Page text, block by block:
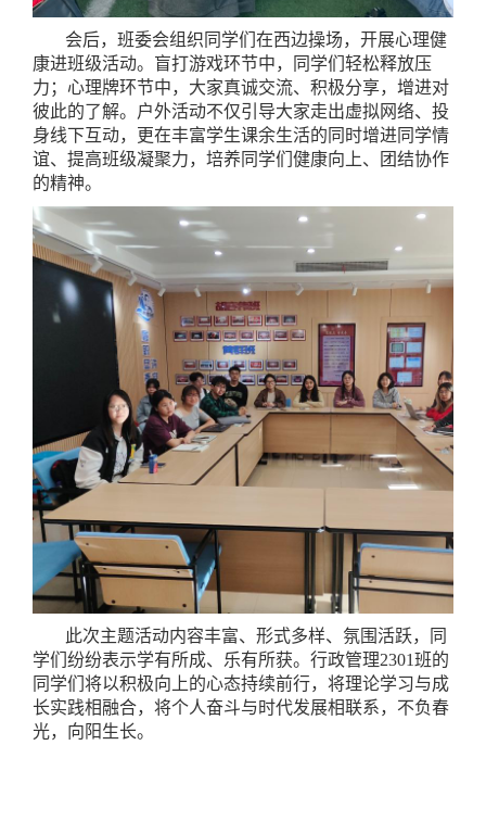
会后，班委会组织同学们在西边操场，开展心理健
康进班级活动。盲打游戏环节中，同学们轻松释放压
力；心理牌环节中，大家真诚交流、积极分享，增进对
彼此的了解。户外活动不仅引导大家走出虚拟网络、投
身线下互动，更在丰富学生课余生活的同时增进同学情
谊、提高班级凝聚力，培养同学们健康向上、团结协作
的精神。
此次主题活动内容丰富、形式多样、氛围活跃，同
学们纷纷表示学有所成、乐有所获。行政管理2301班的
同学们将以积极向上的心态持续前行，将理论学习与成
长实践相融合，将个人奋斗与时代发展相联系，不负春
光，向阳生长。